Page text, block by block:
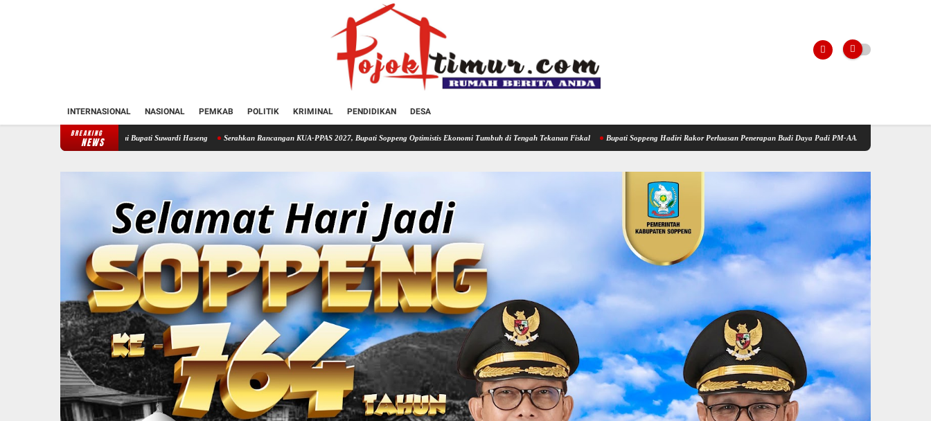
INTERNASIONAL NASIONAL PEMKAB POLITIK KRIMINAL PENDIDIKAN DESA
BREAKING
NEWS
Soppeng Temui Bupati Suwardi Haseng Serahkan Rancangan KUA-PPAS 2027, Bupati Soppeng Optimistis Ekonomi Tumbuh di Tengah Tekanan Fiskal Bupati Soppeng Hadiri Rakor Perluasan Penerapan Budi Daya Padi PM-AAS Kementerian Pertanian Gelar